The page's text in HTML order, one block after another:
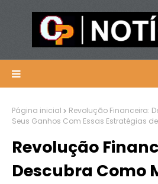
Página inicial
Revolução Financeira:
Seus Ganhos Com Essas Estratégias
Revolução
Descubra Como